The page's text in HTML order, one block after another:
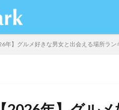
年】グルメ好きな男女と出会える場所ラン